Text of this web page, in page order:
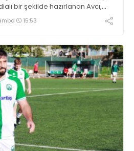
bir şekilde hazırlanan Avcı,
15:53